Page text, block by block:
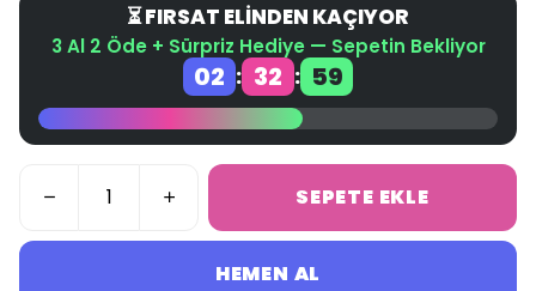
⏳ FIRSAT ELİNDEN KAÇIYOR
3 Al 2 Öde + Sürpriz Hediye — Sepetin Bekliyor
02 : 32 : 58
SEPETE EKLE
HEMEN AL